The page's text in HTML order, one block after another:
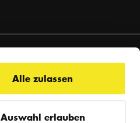
Alle zulassen
Auswahl erlauben